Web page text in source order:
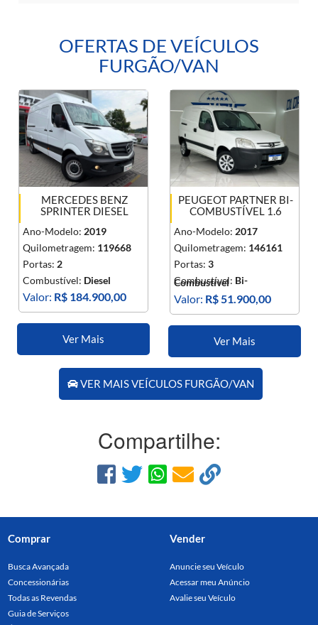
OFERTAS DE VEÍCULOS
FURGÃO/VAN
MERCEDES BENZ
SPRINTER DIESEL
Ano-Modelo: 2019
Quilometragem: 119668
Portas: 2
Combustível: Diesel
Valor: R$ 184.900,00
Ver Mais
PEUGEOT PARTNER BI-
COMBUSTÍVEL 1.6
Ano-Modelo: 2017
Quilometragem: 146161
Portas:3
Combustível: Bi-
Combustível
Valor: R$ 51.900,00
Ver Mais
VER MAIS VEÍCULOS FURGÃO/VAN
Compartilhe:
Comprar
Busca Avançada
Concessionárias
Todas as Revendas
Guia de Serviços
Vender
Anuncie seu Veículo
Acessar meu Anúncio
Avalie seu Veículo